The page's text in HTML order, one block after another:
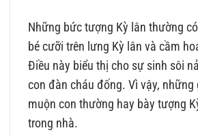
Những bức tượng Kỳ lân thường
bé cưỡi trên lưng Kỳ lân và cầm
Điều này biểu thị cho sự sinh sôi
con đàn cháu đống. Vì vậy, những
muộn con thường hay bày tượng
trong nhà.